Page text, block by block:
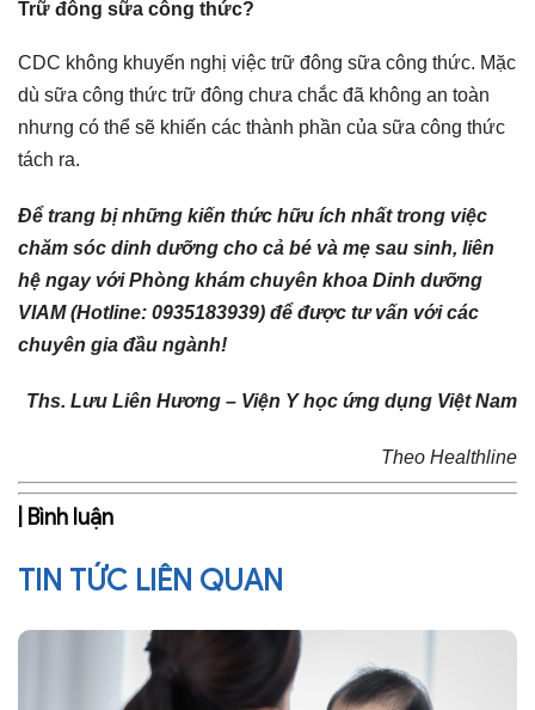
Trữ đông sữa công thức?
CDC không khuyến nghị việc trữ đông sữa công thức. Mặc
dù sữa công thức trữ đông chưa chắc đã không an toàn
nhưng có thể sẽ khiến các thành phần của sữa công thức
tách ra.
Để trang bị những kiến thức hữu ích nhất trong việc
chăm sóc dinh dưỡng cho cả bé và mẹ sau sinh, liên
hệ ngay với Phòng khám chuyên khoa Dinh dưỡng
VIAM (Hotline: 0935183939) để được tư vấn với các
chuyên gia đầu ngành!
Ths. Lưu Liên Hương – Viện Y học ứng dụng Việt Nam
Theo Healthline​
| Bình luận
TIN TỨC LIÊN QUAN